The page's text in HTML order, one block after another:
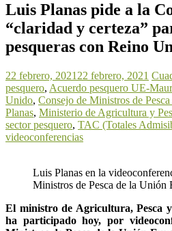
Luis Planas pide a la
“claridad y certeza”
pesqueras con Reino
22 febrero, 2021 22 febrero, 2021
pesquero, Acuerdo pesquero UE-
Unido, Consejo de Ministros de
Planas, Ministerio de Agricultura y
sector pesquero, TAC (Totales
videoconferencias
Luis Planas en la
Ministros de Pesca de la Unión
El ministro de Agricultura, Pesca
ha participado hoy, por